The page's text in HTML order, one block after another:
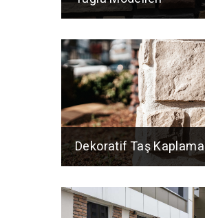
Dekoratif Taş Kaplama